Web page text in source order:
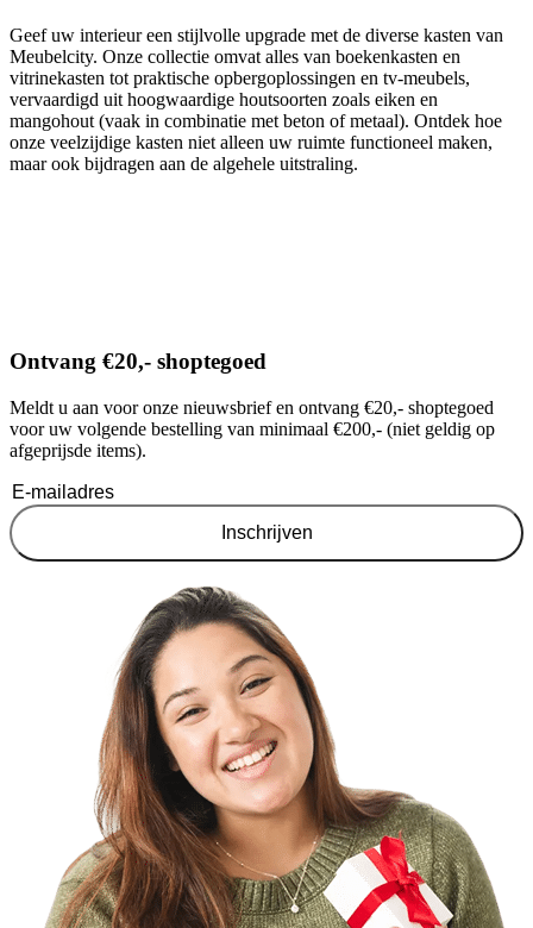
Geef uw interieur een stijlvolle upgrade met de diverse kasten van
Meubelcity. Onze collectie omvat alles van boekenkasten en
vitrinekasten tot praktische opbergoplossingen en tv-meubels,
vervaardigd uit hoogwaardige houtsoorten zoals eiken en
mangohout (vaak in combinatie met beton of metaal). Ontdek hoe
onze veelzijdige kasten niet alleen uw ruimte functioneel maken,
maar ook bijdragen aan de algehele uitstraling.
Ontvang €20,- shoptegoed
Meldt u aan voor onze nieuwsbrief en ontvang €20,- shoptegoed
voor uw volgende bestelling van minimaal €200,- (niet geldig op
afgeprijsde items).
Inschrijven